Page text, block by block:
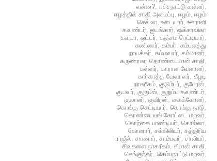
என்ன?, ஈச்சநாட்டு கள்ளர்,
ஈழத்தில் சாதி அமைப்பு, ஈழம், ஈழம்
செல்வா, உடையார், ஊராளி
கவுண்டர், ஐயங்கார், ஒக்காலிகா
கவுடா, ஒட்டர், கஞ்சம ரெட்டியார்,
கண்ணர், கம்பர், கம்பளத்து
நாயக்கர், கம்மவார், கம்மாளர்,
கருணாகர தொண்டைமான் சாதி,
கள்ளர், காராள வேளாளர்,
கார்காத்த வேளாளர், கீழடி
நாகரீகம், குடும்பர், குபேரன்,
குயவர், குரூப்ஸ், குறும்ப கவுண்டர்,
குலாலர், குவிரன், கைக்கோளர்,
கொங்கு செட்டியார், கொங்கு நாடு,
கொண்டையங் கோட்டை மறவர்,
கொற்கை பாண்டியர், கொல்லா,
கோனார், சக்கிலியர், சத்திரிய
ராஜீஸ், சாணார், சாம்பவர், சாலியர்,
சிவகளை நாகரீகம், சீமான் சாதி,
செங்குந்தர், செம்பநாட்டு மறவர்,